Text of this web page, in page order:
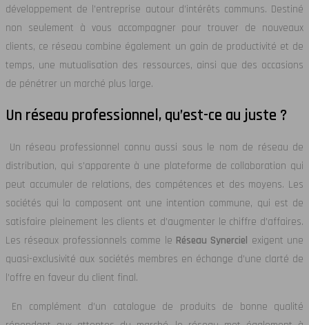
développement de l’entreprise autour d’intérêts communs. Destiné
non seulement à vous accompagner pour trouver de nouveaux
clients, ce réseau combine également un gain de productivité et de
temps, une mutualisation des ressources, ainsi que des occasions
de pénétrer un marché plus large.
Un réseau professionnel, qu’est-ce au juste ?
Un réseau professionnel connu aussi sous le nom de réseau de
distribution, qui s’apparente à une plateforme de collaboration qui
peut accumuler de relations, des compétences et des moyens. Les
sociétés qui la composent ont une intention commune, qui est de
satisfaire pleinement les clients et d’augmenter le chiffre d’affaires.
Les réseaux professionnels comme le Réseau Synerciel exigent une
quasi-exclusivité aux sociétés membres en échange d’une clarté de
l’offre en faveur du client final.
En complément d’un catalogue de produits de bonne qualité